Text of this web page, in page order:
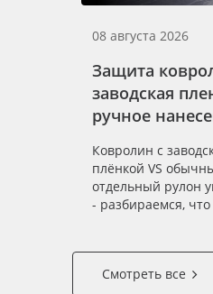
08 августа 2026
Защита
заводская
ручное
Ковролин с
плёнкой VS
отдельный рулон
- разбираемся,
Смотреть все